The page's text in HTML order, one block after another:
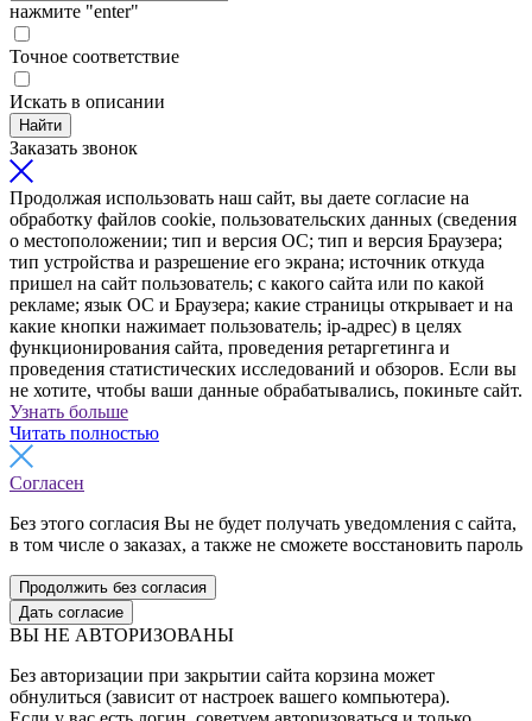
нажмите "enter"
Точное соответствие
Искать в описании
Найти
Заказать звонок
Продолжая использовать наш сайт, вы даете согласие на
обработку файлов cookie, пользовательских данных (сведения
о местоположении; тип и версия ОС; тип и версия Браузера;
тип устройства и разрешение его экрана; источник откуда
пришел на сайт пользователь; с какого сайта или по какой
рекламе; язык ОС и Браузера; какие страницы открывает и на
какие кнопки нажимает пользователь; ip-адрес) в целях
функционирования сайта, проведения ретаргетинга и
проведения статистических исследований и обзоров. Если вы
не хотите, чтобы ваши данные обрабатывались, покиньте сайт.
Узнать больше
Читать полностью
Согласен
Без этого согласия Вы не будет получать уведомления с сайта,
в том числе о заказах, а также не сможете восстановить пароль
Продолжить без согласия
Дать согласие
ВЫ НЕ АВТОРИЗОВАНЫ
Без авторизации при закрытии сайта корзина может
обнулиться (зависит от настроек вашего компьютера).